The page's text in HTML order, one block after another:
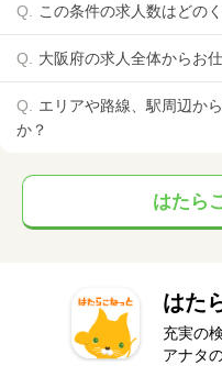
この条件の求人数はどの
大阪府の求人全体からお
エリアや路線、駅周辺か
か？
はたら
はた
充実の
アナタ